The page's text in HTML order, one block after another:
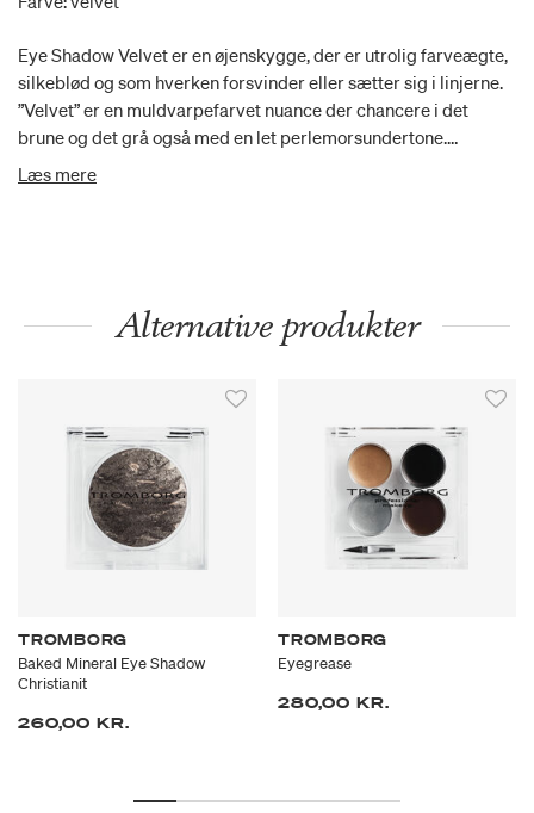
Eye Shadow Velvet er en øjenskygge, der er utrolig farveægte,
silkeblød og som hverken forsvinder eller sætter sig i linjerne.
”Velvet” er en muldvarpefarvet nuance der chancere i det
brune og det grå også med en let perlemorsundertone.
Fremhæver alle øjenfarver på smukkeste vis. Eye Shadow
Læs mere
Alternative produkter
TROMBORG
Baked Mineral Eye Shadow
Christianit
260,00 KR.
TROMBORG
Eyegrease
280,00 KR.